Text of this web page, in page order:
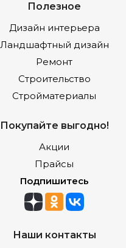
Полезное
Дизайн интерьера
Ландшафтный дизайн
Ремонт
Строительство
Стройматериалы
Покупайте выгодно!
Акции
Прайсы
Подпишитесь
Наши контакты